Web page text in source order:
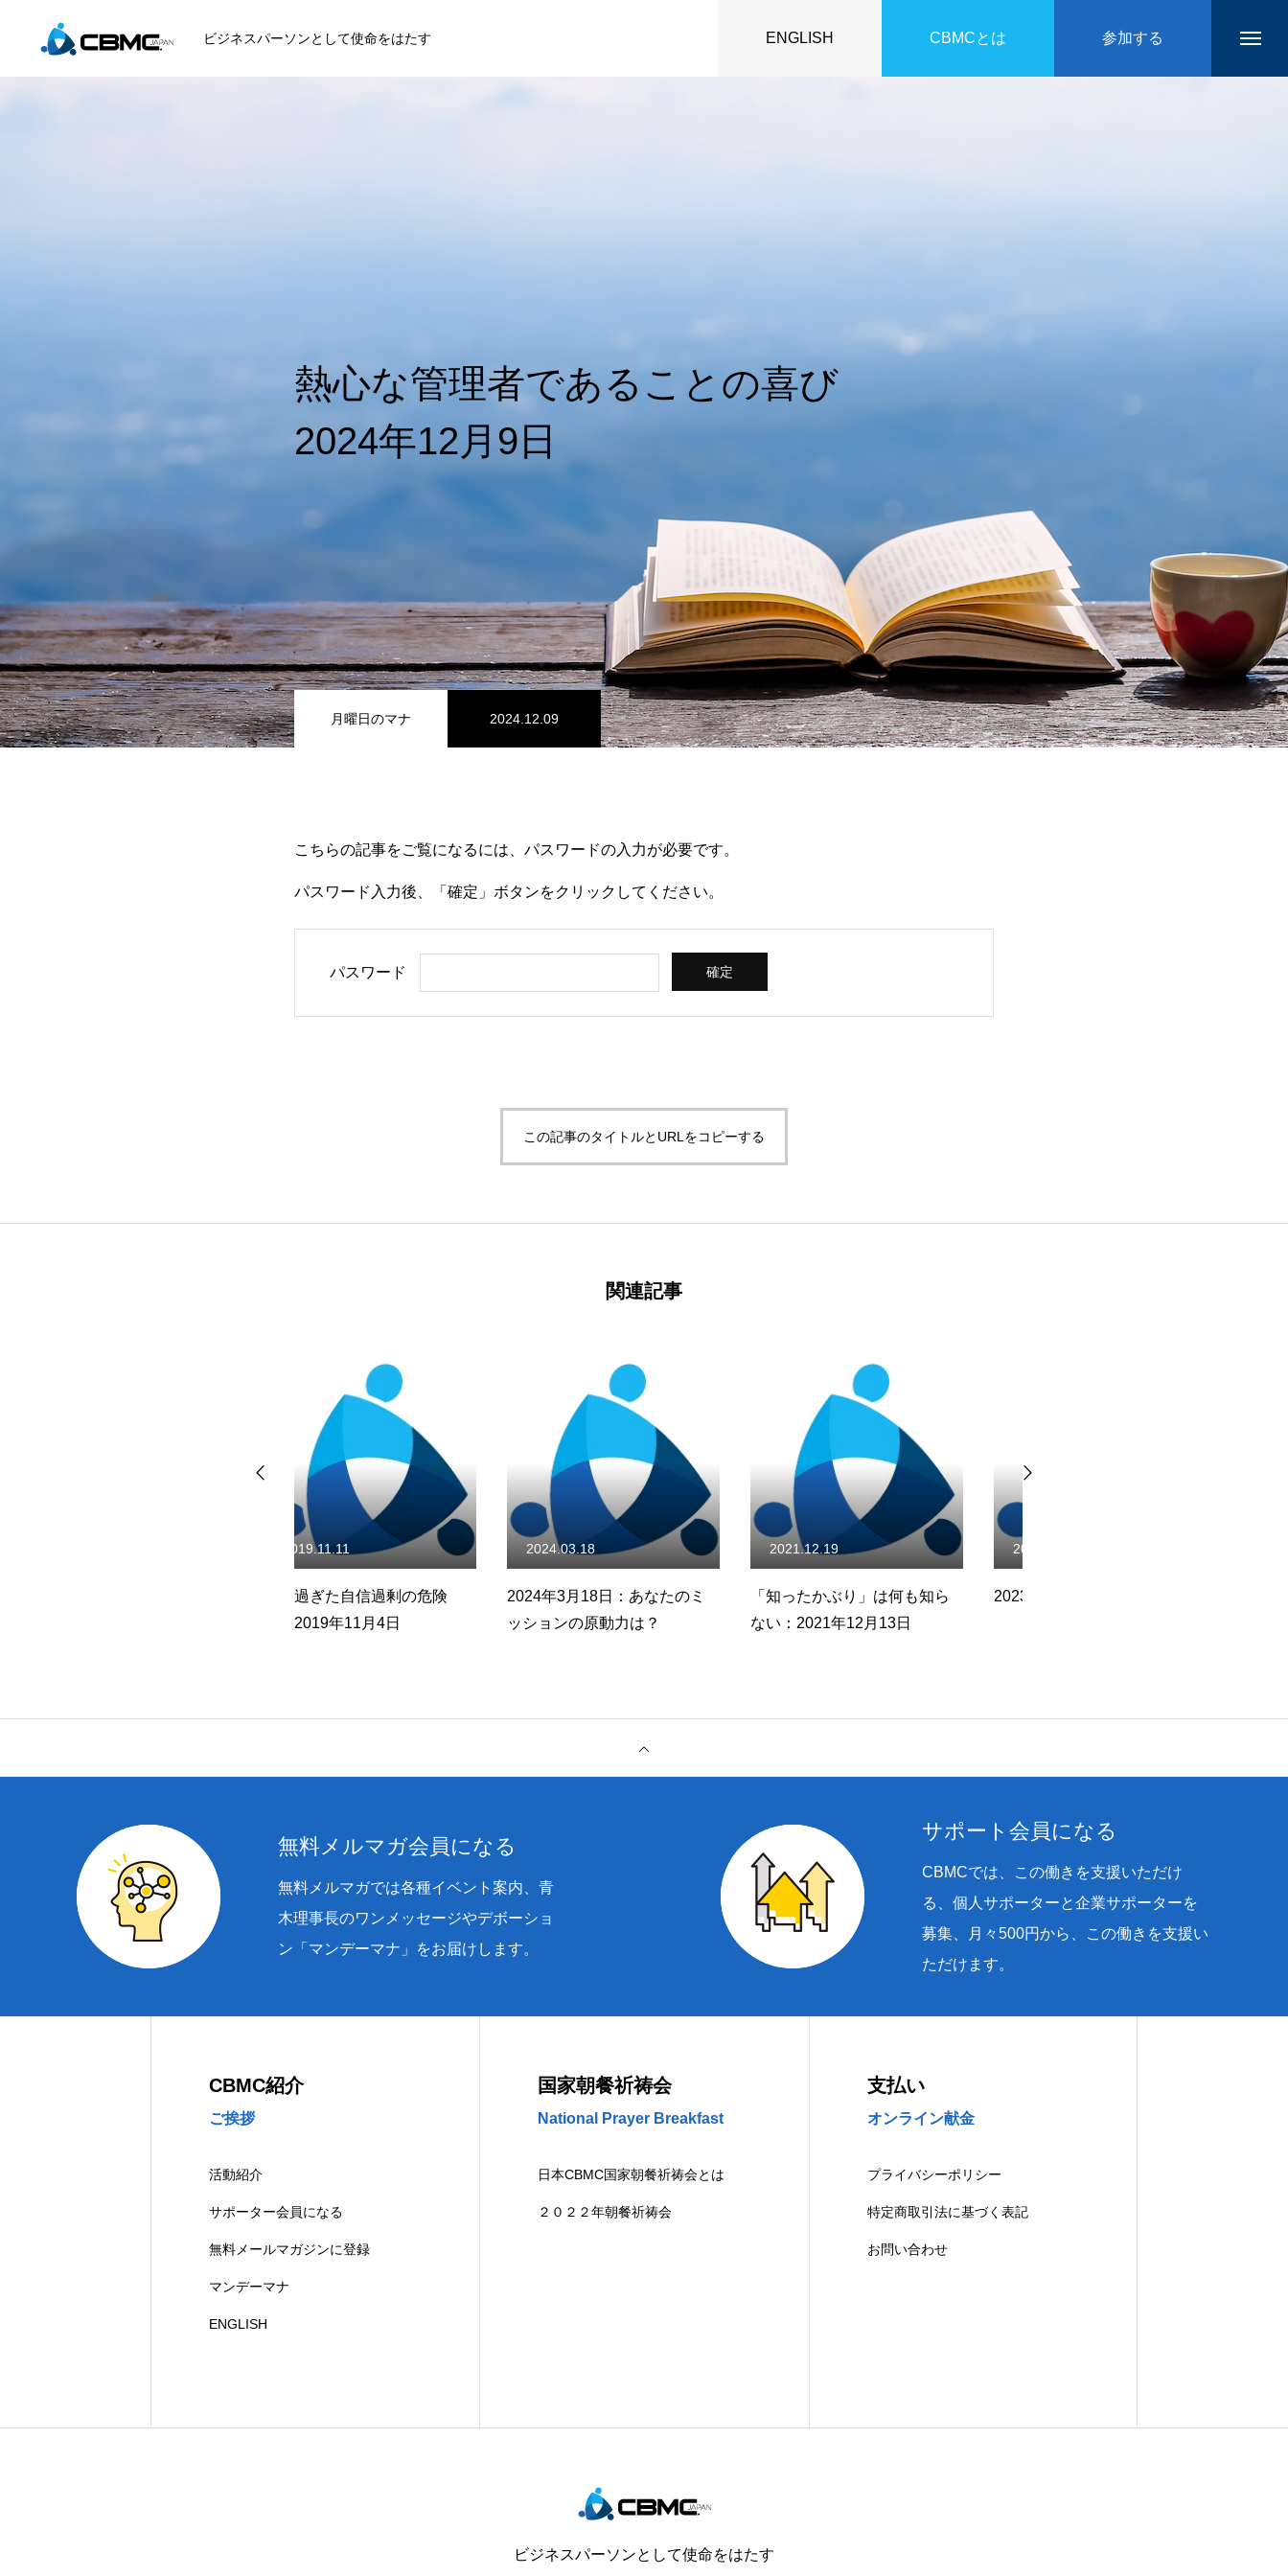
ビジネスパーソンとして使命をはたす ENGLISH CBMCとは 参加する
国家朝餐祈祷会
サポーター一覧(企業/教会)
お問い合わせ
Donation
熱心な管理者であることの喜び
2024年12月9日
月曜日のマナ 2024.12.09
こちらの記事をご覧になるには、パスワードの入力が必要です。
パスワード入力後、「確定」ボタンをクリックしてください。
パスワード
この記事のタイトルとURLをコピーする
関連記事
2024年3月18日：あなたのミ
ッションの原動力は？
2024.03.18
「知ったかぶり」は何も知ら
ない：2021年12月13日
2021.12.19
2023年3月27日：天職に就く
2023.03.27
無料メルマガ会員になる
無料メルマガでは各種イベント案内、青
木理事長のワンメッセージやデボーショ
ン「マンデーマナ」をお届けします。
サポート会員になる
CBMCでは、この働きを支援いただけ
る、個人サポーターと企業サポーターを
募集、月々500円から、この働きを支援い
ただけます。
CBMC紹介
ご挨拶
活動紹介
サポーター会員になる
無料メールマガジンに登録
マンデーマナ
ENGLISH
国家朝餐祈祷会
National Prayer Breakfast
日本CBMC国家朝餐祈祷会とは
２０２２年朝餐祈祷会
支払い
オンライン献金
プライバシーポリシー
特定商取引法に基づく表記
お問い合わせ
ビジネスパーソンとして使命をはたす